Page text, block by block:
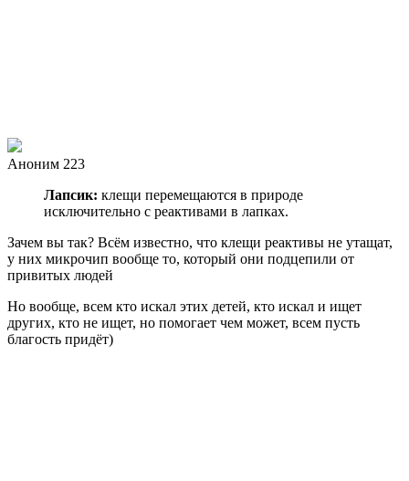
Аноним 223
Лапсик: клещи перемещаются в природе
исключительно с реактивами в лапках.
Зачем вы так? Всём известно, что клещи реактивы не утащат,
у них микрочип вообще то, который они подцепили от
привитых людей
Но вообще, всем кто искал этих детей, кто искал и ищет
других, кто не ищет, но помогает чем может, всем пусть
благость придёт)